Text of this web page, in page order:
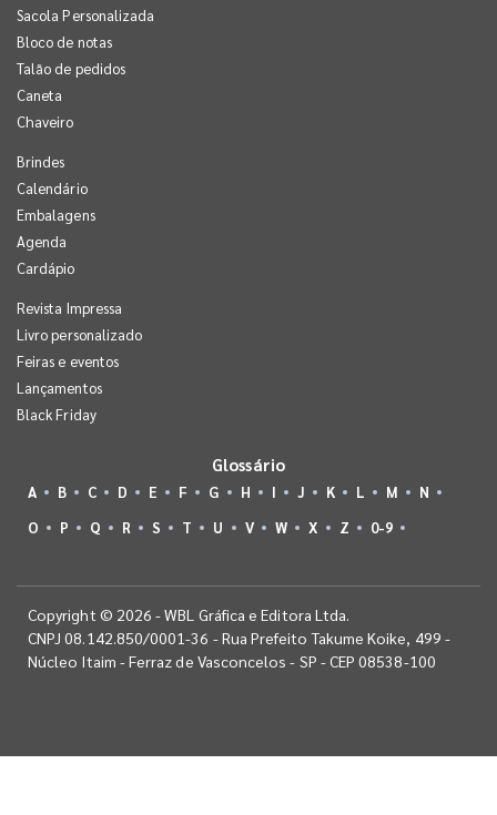
Sacola Personalizada
Bloco de notas
Talão de pedidos
Caneta
Chaveiro
Brindes
Calendário
Embalagens
Agenda
Cardápio
Revista Impressa
Livro personalizado
Feiras e eventos
Lançamentos
Black Friday
Glossário
A B C D E F G H I J K L M
N
O
P Q R S T U V W X Z 0-9
Copyright © 2026 - WBL Gráfica e Editora Ltda.
CNPJ 08.142.850/0001-36 - Rua Prefeito Takume Koike, 499 -
Núcleo Itaim - Ferraz de Vasconcelos - SP - CEP 08538-100